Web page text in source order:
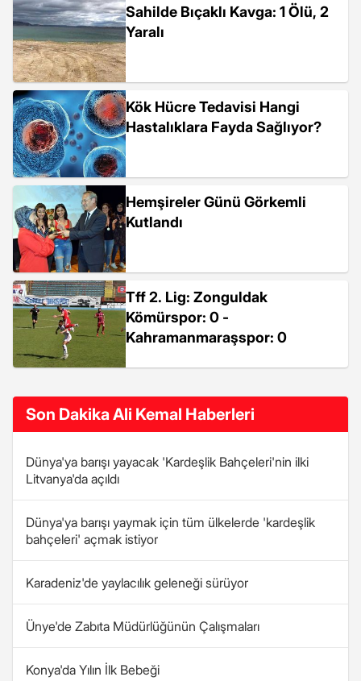
Sahilde Bıçaklı Kavga: 1 Ölü, 2
Yaralı
Kök Hücre Tedavisi Hangi
Hastalıklara Fayda Sağlıyor?
Hemşireler Günü Görkemli
Kutlandı
Tff 2. Lig: Zonguldak
Kömürspor: 0 -
Kahramanmaraşspor: 0
Son Dakika Ali Kemal Haberleri
Dünya'ya barışı yayacak 'Kardeşlik Bahçeleri'nin ilki
Litvanya'da açıldı
Dünya'ya barışı yaymak için tüm ülkelerde 'kardeşlik
bahçeleri' açmak istiyor
Karadeniz'de yaylacılık geleneği sürüyor
Ünye'de Zabıta Müdürlüğünün Çalışmaları
Konya'da Yılın İlk Bebeği